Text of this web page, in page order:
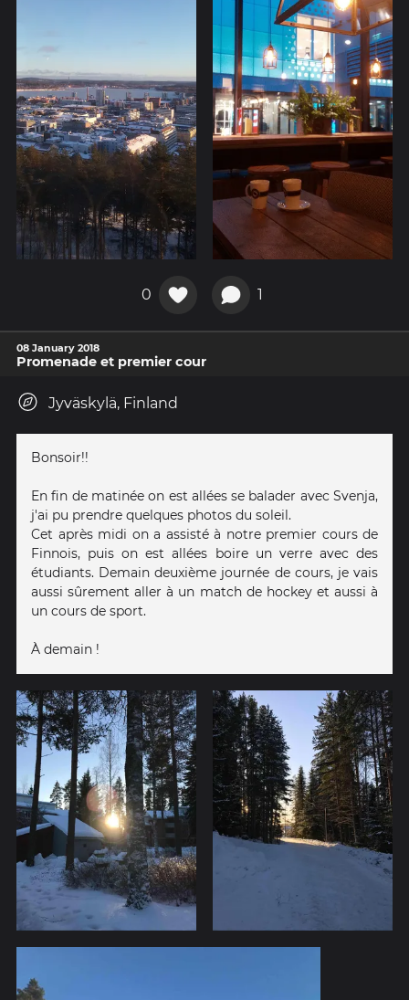
0 1
08 January 2018
Promenade et premier cour
Jyväskylä, Finland
Bonsoir!!
En fin de matinée on est allées se balader avec Svenja,
j'ai pu prendre quelques photos du soleil.
Cet après midi on a assisté à notre premier cours de
Finnois, puis on est allées boire un verre avec des
étudiants. Demain deuxième journée de cours, je vais
aussi sûrement aller à un match de hockey et aussi à
un cours de sport.
À demain !